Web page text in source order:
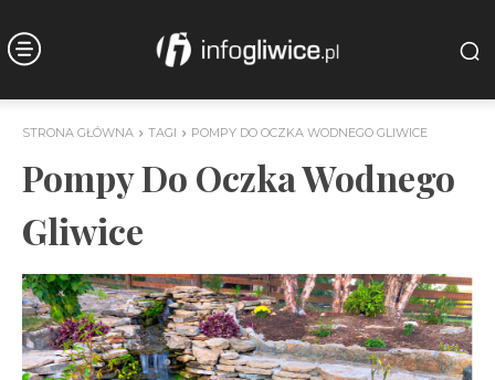
STRONA GŁÓWNA TAGI POMPY DO OCZKA WODNEGO GLIWICE
Pompy Do Oczka Wodnego
Gliwice